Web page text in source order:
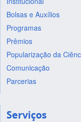
Bolsas e Auxílios
Programas
Prêmios
Popularização da
Comunicação
Parcerias
Serviços